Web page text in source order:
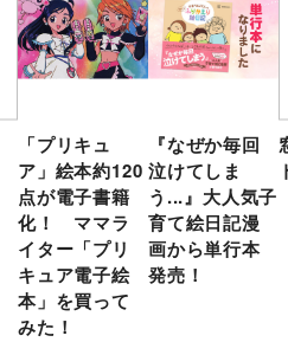
「プリキュ
ア」絵本約120
点が電子書籍
化！ ママラ
イター「プリ
キュア電子絵
本」を買って
みた！
『なぜか毎回
泣けてしま
う...』大人気子
育て絵日記漫
画から単行本
発売！